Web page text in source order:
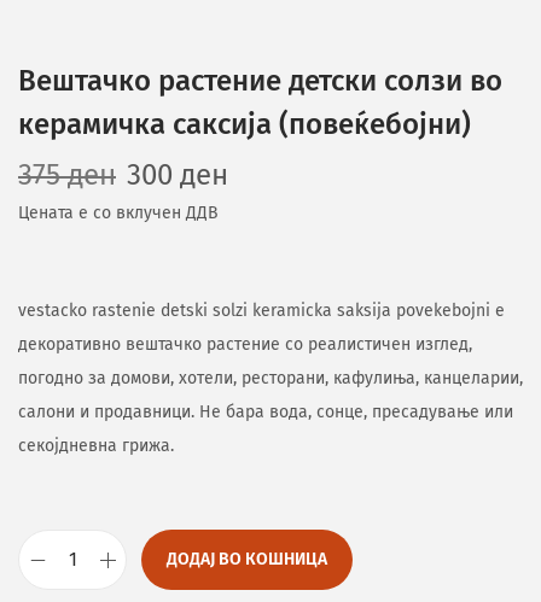
Вештачко растение детски солзи во
керамичка саксија (повеќебојни)
375ден 300 ден
Цената е со вклучен ДДВ
vestacko rastenie detski solzi keramicka saksija povekebojni е
декоративно вештачко растение со реалистичен изглед,
погодно за домови, хотели, ресторани, кафулиња, канцеларии,
салони и продавници. Не бара вода, сонце, пресадување или
секојдневна грижа.
ДОДАЈ ВО КОШНИЦА